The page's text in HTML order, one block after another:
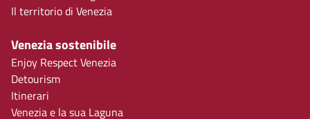
Il territorio di Venezia
Venezia sostenibile
Enjoy Respect Venezia
Detourism
Itinerari
Venezia e la sua Laguna